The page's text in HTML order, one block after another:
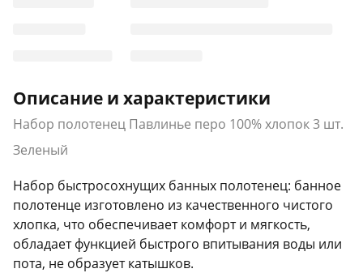
Описание и характеристики
Набор полотенец Павлинье перо 100% хлопок 3 шт.
Зеленый
Набор быстросохнущих банных полотенец: банное
полотенце изготовлено из качественного чистого
хлопка, что обеспечивает комфорт и мягкость,
обладает функцией быстрого впитывания воды или
пота, не образует катышков.